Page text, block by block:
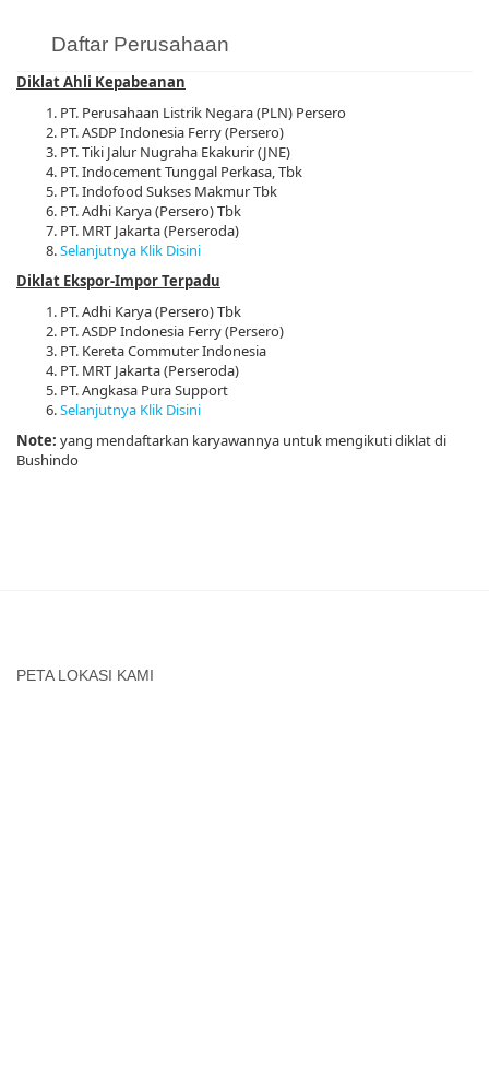
Daftar Perusahaan
Diklat Ahli Kepabeanan
PT. Perusahaan Listrik Negara (PLN) Persero
PT. ASDP Indonesia Ferry (Persero)
PT. Tiki Jalur Nugraha Ekakurir (JNE)
PT. Indocement Tunggal Perkasa, Tbk
PT. Indofood Sukses Makmur Tbk
PT. Adhi Karya (Persero) Tbk
PT. MRT Jakarta (Perseroda)
Selanjutnya Klik Disini
Diklat Ekspor-Impor Terpadu
PT. Adhi Karya (Persero) Tbk
PT. ASDP Indonesia Ferry (Persero)
PT. Kereta Commuter Indonesia
PT. MRT Jakarta (Perseroda)
PT. Angkasa Pura Support
Selanjutnya Klik Disini
Note: yang mendaftarkan karyawannya untuk mengikuti diklat di
Bushindo
PETA LOKASI KAMI